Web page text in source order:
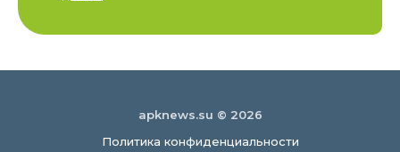
apknews.su © 2026
Политика конфиденциальности